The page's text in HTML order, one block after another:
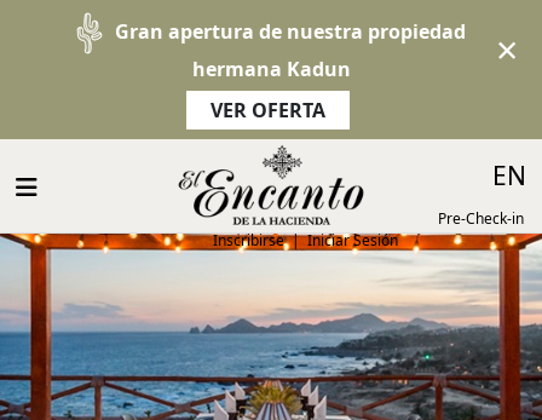
EN
Inscribirse|Iniciar Sesión
Pre-Check-in
Gran apertura de nuestra propiedad
hermana Kadun
VER OFERTA
×